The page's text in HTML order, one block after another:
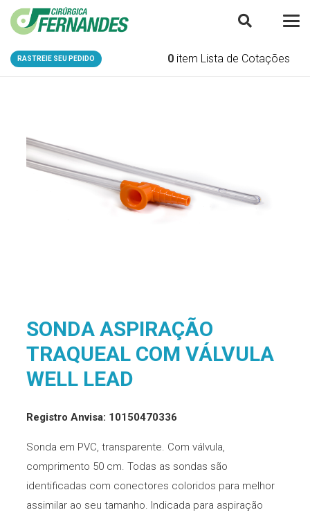
RASTREIE SEU PEDIDO 0 item Lista de Cotações
SONDA ASPIRAÇÃO
TRAQUEAL COM VÁLVULA
WELL LEAD
Registro Anvisa: 10150470336
Sonda em PVC, transparente. Com válvula,
comprimento 50 cm. Todas as sondas são
identificadas com conectores coloridos para melhor
assimilar ao seu tamanho. Indicada para aspiração